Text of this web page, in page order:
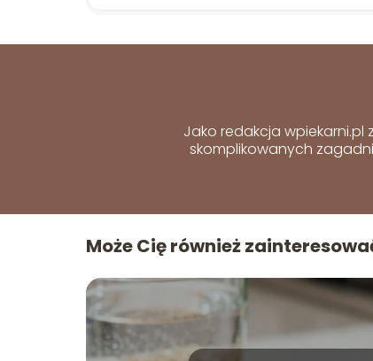
Jako redakcja wpiekarni.pl
skomplikowanych
Może Cię również